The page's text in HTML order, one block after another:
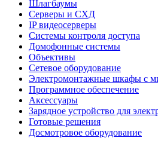
Шлагбаумы
Серверы и СХД
IP видеосерверы
Системы контроля доступа
Домофонные системы
Объективы
Сетевое оборудование
Электромонтажные шкафы с
Программное обеспечение
Аксессуары
Зарядное устройство для
Готовые решения
Досмотровое оборудование